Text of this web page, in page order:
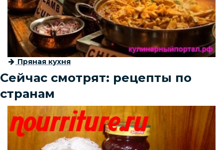
Пряная кухня
Сейчас смотрят: рецепты по
странам